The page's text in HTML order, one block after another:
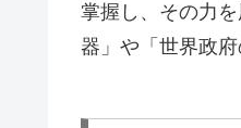
掌握し、その力
器」や「世界政